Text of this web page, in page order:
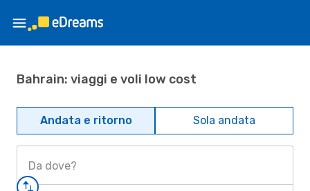
Bahrain: viaggi e voli low cost
Andata e ritorno Sola andata
Da dove?